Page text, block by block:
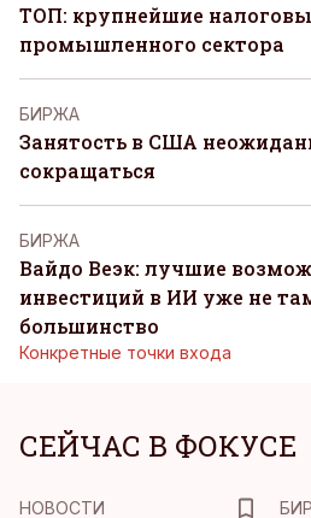
ТОП: крупнейшие
промышленного сектора
БИРЖА
Занятость в США
сокращаться
БИРЖА
Вайдо Веэк: лучшие
инвестиций в ИИ уже не
большинство
Конкретные точки входа
СЕЙЧАС В ФОКУСЕ
НОВОСТИ